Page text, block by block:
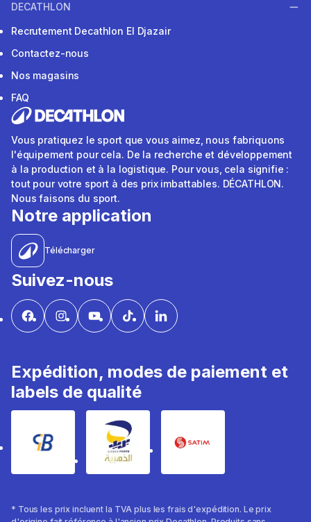
DECATHLON
Recrutement Decathlon El Djazair
Contactez-nous
Nos magasins
FAQ
Vous pratiquez le sport que vous aimez, nous fabriquons
l'équipement pour cela. De la recherche et développement
à la production et à la logistique. Pour vous, cela signifie :
tout pour votre sport à des prix imbattables. DÉCATHLON.
Nous faisons du sport.
Notre application
Télécharger
Suivez-nous
Expédition, modes de paiement et
labels de qualité
* Tous les prix incluent la TVA plus les frais d'expédition. Le prix